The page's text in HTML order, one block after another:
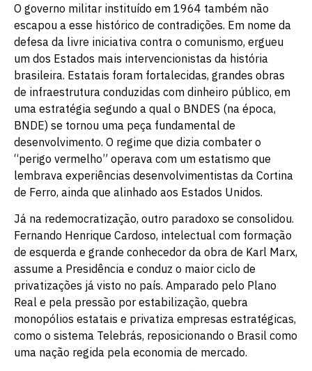
O governo militar instituído em 1964 também não
escapou a esse histórico de contradições. Em nome da
defesa da livre iniciativa contra o comunismo, ergueu
um dos Estados mais intervencionistas da história
brasileira. Estatais foram fortalecidas, grandes obras
de infraestrutura conduzidas com dinheiro público, em
uma estratégia segundo a qual o BNDES (na época,
BNDE) se tornou uma peça fundamental de
desenvolvimento. O regime que dizia combater o
“perigo vermelho” operava com um estatismo que
lembrava experiências desenvolvimentistas da Cortina
de Ferro, ainda que alinhado aos Estados Unidos.
Já na redemocratização, outro paradoxo se consolidou.
Fernando Henrique Cardoso, intelectual com formação
de esquerda e grande conhecedor da obra de Karl Marx,
assume a Presidência e conduz o maior ciclo de
privatizações já visto no país. Amparado pelo Plano
Real e pela pressão por estabilização, quebra
monopólios estatais e privatiza empresas estratégicas,
como o sistema Telebrás, reposicionando o Brasil como
uma nação regida pela economia de mercado.